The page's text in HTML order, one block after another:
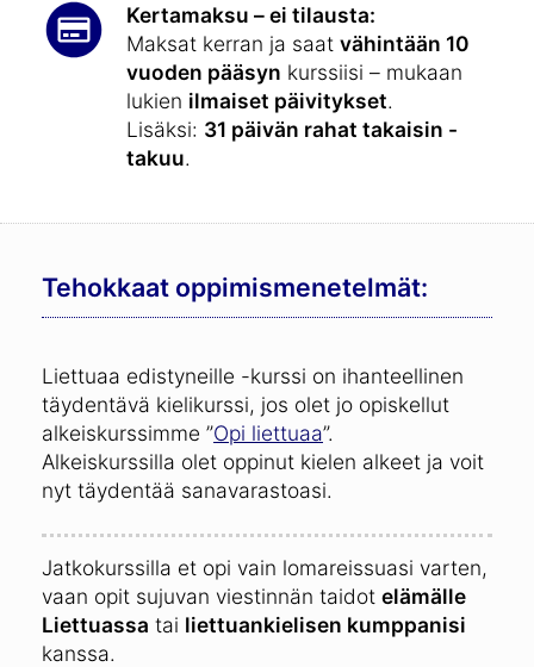
Kertamaksu – ei tilausta:
Maksat kerran ja saat vähintään 10
vuoden pääsyn kurssiisi – mukaan
lukien ilmaiset päivitykset.
Lisäksi: 31 päivän rahat takaisin -
takuu.
Tehokkaat oppimismenetelmät:
Liettuaa edistyneille -kurssi on ihanteellinen
täydentävä kielikurssi, jos olet jo opiskellut
alkeiskurssimme ”Opi liettuaa”.
Alkeiskurssilla olet oppinut kielen alkeet ja voit
nyt täydentää sanavarastoasi.
Jatkokurssilla et opi vain lomareissuasi varten,
vaan opit sujuvan viestinnän taidot elämälle
Liettuassa tai liettuankielisen kumppanisi
kanssa.